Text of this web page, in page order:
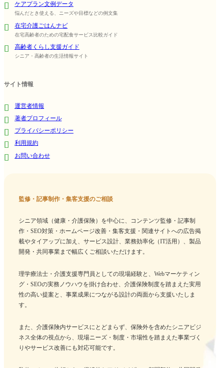
ケアプラン文例データ
悩んだとき使える、ニーズや目標などの例文集
在宅介護ごはんナビ
在宅高齢者のための宅配食サービス比較ガイド
高齢者くらし支援ガイド
シニア・高齢者の生活情報サイト
サイト情報
運営者情報
著者プロフィール
プライバシーポリシー
利用規約
お問い合わせ
監修・記事制作・集客支援のご相談
シニア領域（健康・介護保険）を中心に、コンテンツ監修・記事制
作・SEO対策・ホームページ改善・集客支援・関連サイトへの広告掲
載やタイアップに加え、サービス設計、業務効率化（IT活用）、製品
開発・共同事業まで幅広くご相談いただけます。
理学療法士・介護支援専門員としての現場経験と、Webマーケティン
グ・SEOの実務ノウハウを掛け合わせ、介護保険制度を踏まえた実用
性の高い提案と、事業成果につながる設計の両面から支援いたしま
す。
また、介護保険内サービスにとどまらず、保険外を含めたシニアビジ
ネス全体の視点から、現場ニーズ・制度・市場性を踏まえた事業づく
りやサービス改善にも対応可能です。